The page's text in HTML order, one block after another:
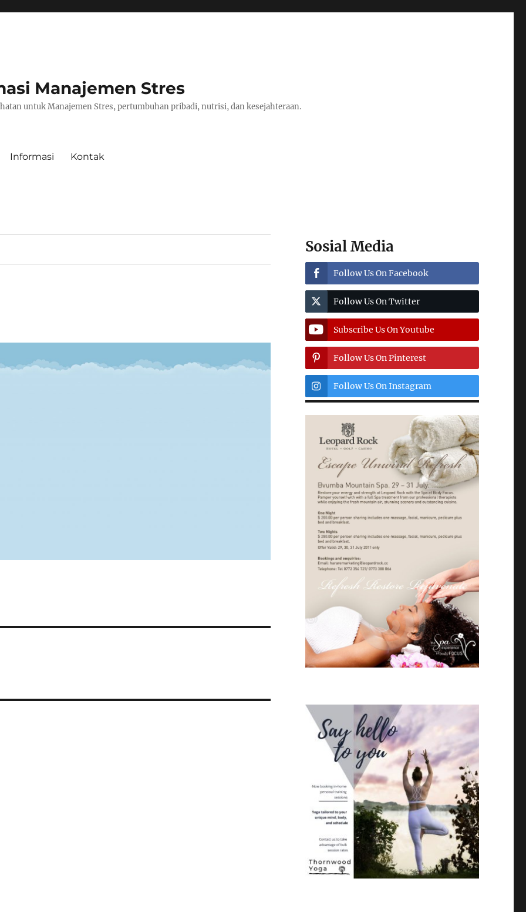
Manajemen Stres
untuk Manajemen Stres, pertumbuhan pribadi, nutrisi, dan kesejahteraan.
Informasi Kontak
Sosial Media
Follow Us On Facebook
Follow Us On Twitter
Subscribe Us On Youtube
Follow Us On Pinterest
Follow Us On Instagram